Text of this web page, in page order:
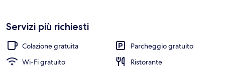
Servizi più richiesti
Colazione gratuita
Parcheggio gratuito
Wi-Fi gratuito
Ristorante